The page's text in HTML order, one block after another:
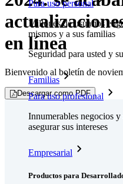
Para uso personal
Millones de usuarios
mismos y a sus familias
Seguridad para usted y
Familias
Para uso profesional
Innumerables negocios
asegurar sus intereses
Empresarial
Productos para
en línea
Bienvenido al boletín de
Descargar como PDF